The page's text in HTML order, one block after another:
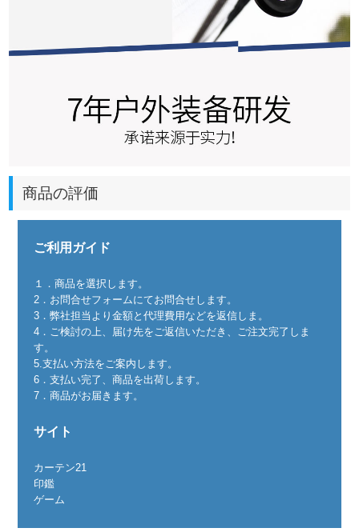
商品の評価
ご利用ガイド
１．商品を選択します。
2．お問合せフォームにてお問合せします。
3．弊社担当より金額と代理費用などを返信しま。
4．ご検討の上、届け先をご返信いただき、ご注文完了しま
す。
5.支払い方法をご案内します。
6．支払い完了、商品を出荷します。
7．商品がお届きます。
サイト
カーテン21
印鑑
ゲーム